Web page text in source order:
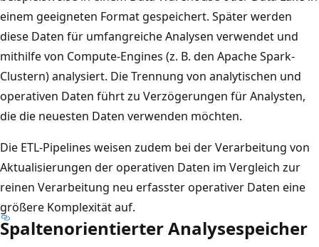
einem geeigneten Format gespeichert. Später werden
diese Daten für umfangreiche Analysen verwendet und
mithilfe von Compute-Engines (z. B. den Apache Spark-
Clustern) analysiert. Die Trennung von analytischen und
operativen Daten führt zu Verzögerungen für Analysten,
die die neuesten Daten verwenden möchten.
Die ETL-Pipelines weisen zudem bei der Verarbeitung von
Aktualisierungen der operativen Daten im Vergleich zur
reinen Verarbeitung neu erfasster operativer Daten eine
größere Komplexität auf.
Spaltenorientierter Analysespeicher